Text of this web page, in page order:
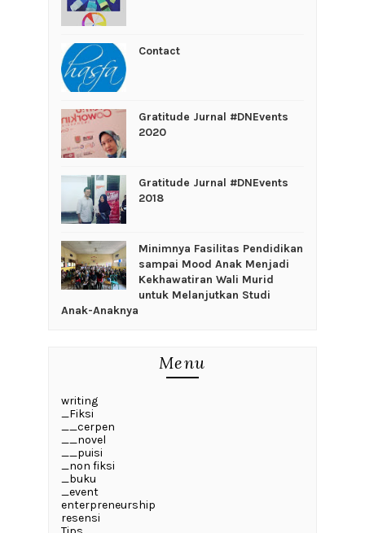
Contact
Gratitude Jurnal #DNEvents
2020
Gratitude Jurnal #DNEvents
2018
‎Minimnya Fasilitas Pendidikan
sampai Mood Anak Menjadi
Kekhawatiran Wali Murid
untuk Melanjutkan Studi
Anak-Anaknya
Menu
writing
_Fiksi
__cerpen
__novel
__puisi
_non fiksi
_buku
_event
enterpreneurship
resensi